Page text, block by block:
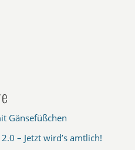
Gänsefüßchen
– Jetzt wird’s amtlich!